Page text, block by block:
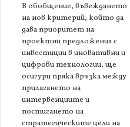
В обобщение, въвеждането
на нов критерий, който да
дава приоритет на
проектни предложения с
инвестиции в иновативни и
цифрови технологии, ще
осигури пряка връзка между
прилагането на
интервенциите и
постигането на
стратегическите цели на